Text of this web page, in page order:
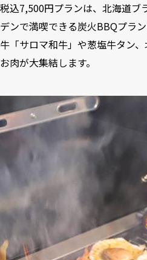
税込7,500円プランは、北海道ブ
デンで満喫できる炭火BBQプラ
牛「サロマ和牛」や葱塩牛タン
お肉が大集結します。